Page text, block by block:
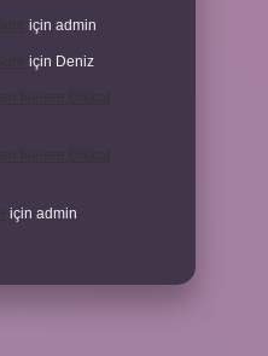
için admin
için Deniz
için admin